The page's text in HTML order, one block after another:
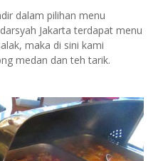
dalam pilihan menu
Jakarta terdapat menu
maka di sini kami
medan dan teh tarik.